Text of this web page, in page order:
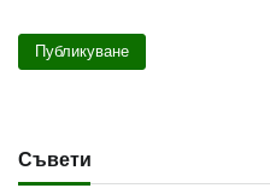
Съвети